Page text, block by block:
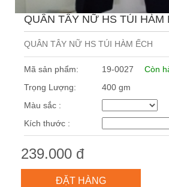
QUÂN TÂY NỮ HS TÚI HÀM
QUÂN TÂY NỮ HS TÚI HÀM ẾCH
Mã sản phẩm: 19-0027
Còn
Trọng Lượng:
400 gm
Màu sắc :
Kích thước :
239.000 đ
ĐẶT HÀNG